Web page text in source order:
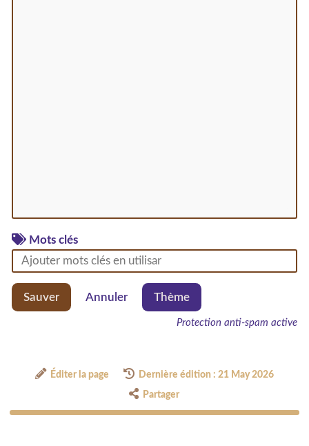
Mots clés
Sauver Annuler Thème
Protection anti-spam active
Éditer la page Dernière édition : 21 May 2026
Partager